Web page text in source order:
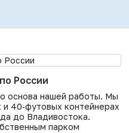
России
основа нашей работы. Мы
40‑футовых контейнерах
до Владивостока.
парком